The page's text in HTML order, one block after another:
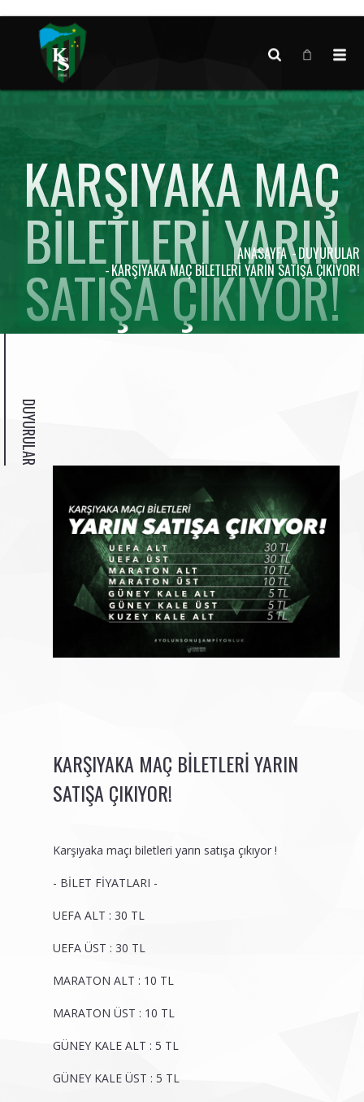
KARŞIYAKA MAÇ
BILETLERI YARIN
SATIŞA ÇIKIYOR!
ANASAYFA
DUYURULAR
KARŞIYAKA MAÇ BILETLERI YARIN SATIŞA ÇIKIYOR!
DUYURULAR
KARŞIYAKA MAÇ BILETLERI YARIN
SATIŞA ÇIKIYOR!
Karşıyaka maçı biletleri yarın satışa çıkıyor !
- BİLET FİYATLARI -
UEFA ALT : 30 TL
UEFA ÜST : 30 TL
MARATON ALT : 10 TL
MARATON ÜST : 10 TL
GÜNEY KALE ALT : 5 TL
GÜNEY KALE ÜST : 5 TL